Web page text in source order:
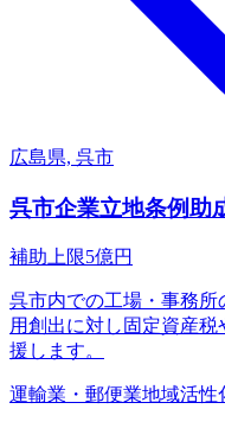
広島県, 呉市
呉市企業立地条例助
補助上限5億円
呉市内での工場・事務
用創出に対し固定資産
援します。
運輸業・郵便業地域活性